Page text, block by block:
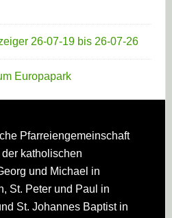
26-07-19 bis 26-07-26
Europapark
Pfarreien­gemeinschaft
katholischen
und Michael in
St. Peter und Paul in
St. Johannes Baptist in